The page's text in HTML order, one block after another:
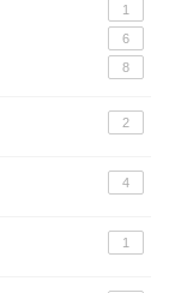
1
6
8
2
4
1